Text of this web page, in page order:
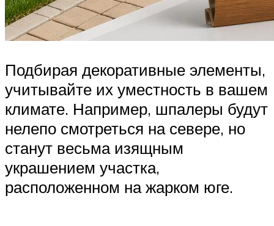
Подбирая декоративные элементы,
учитывайте их уместность в вашем
климате. Например, шпалеры будут
нелепо смотреться на севере, но
станут весьма изящным
украшением участка,
расположенном на жарком юге.